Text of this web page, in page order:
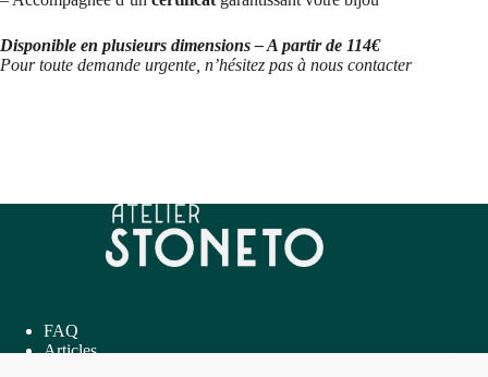
Disponible en plusieurs dimensions – A partir de 114€
Pour toute demande urgente, n’hésitez pas à nous contacter
FAQ
Articles